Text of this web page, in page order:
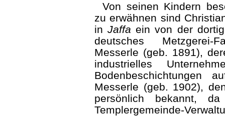
Von seinen Kindern
zu erwähnen sind
inJaffa ein von der
deutsches Metzgerei-
Messerle (geb. 1891),
industrielles
Bodenbeschichtungen
Messerle (geb. 1902),
persönlich bekannt,
Templergemeinde-